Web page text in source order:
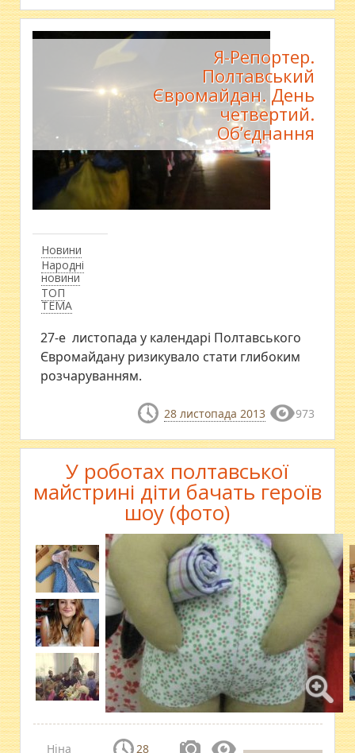
Новини
Народні
новини
ТОП
ТЕМА
Я-Репортер.
Полтавський
Євромайдан. День
четвертий.
Об’єднання
27-е листопада у календарі Полтавського
Євромайдану ризикувало стати глибоким
розчаруванням.
28 листопада 2013 973
У роботах полтавської
майстрині діти бачать героїв
шоу (фото)
Ніна 28